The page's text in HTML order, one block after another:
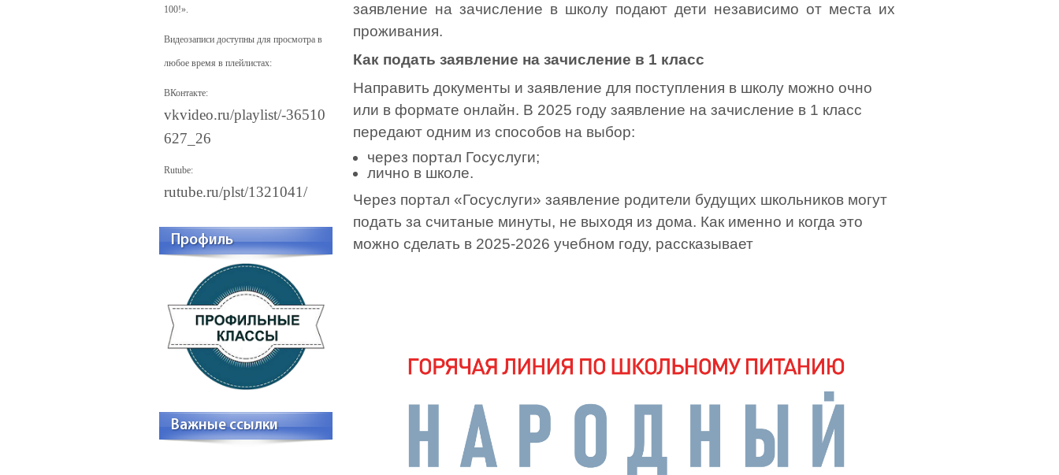
100!».
Видеозаписи доступны для просмотра в
любое время в плейлистах:
ВКонтакте:
vkvideo.ru/playlist/-36510
627_26
Rutube:
rutube.ru/plst/1321041/
Профиль
Важные ссылки
заявление на зачисление в школу подают дети независимо от места их
проживания.
Как подать заявление на зачисление в 1 класс
Направить документы и заявление для поступления в школу можно очно
или в формате онлайн. В 2025 году заявление на зачисление в 1 класс
передают одним из способов на выбор:
через портал Госуслуги;
лично в школе.
Через портал «Госуслуги» заявление родители будущих школьников могут
подать за считаные минуты, не выходя из дома. Как именно и когда это
можно сделать в 2025-2026 учебном году, рассказывает